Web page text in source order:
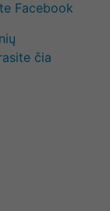
Facebook
čia